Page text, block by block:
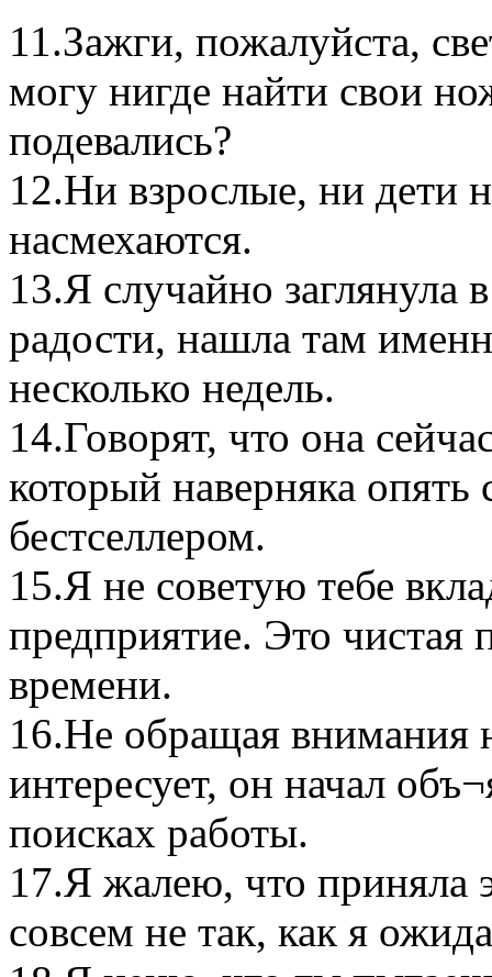
11.Зажги, пожалуйста,
могу нигде найти свои
подевались?
12.Ни взрослые, ни дети
насмехаются.
13.Я случайно заглянула
радости, нашла там
несколько недель.
14.Говорят, что она
который наверняка опять
бестселлером.
15.Я не советую тебе
предприятие. Это чистая
времени.
16.Не обращая внимания
интересует, он начал
поисках работы.
17.Я жалею, что приняла
совсем не так, как я